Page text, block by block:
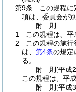
第9条
この規程
項は、委員会が別
附 則
1
この規程は、平
2
この規程の施行
は、 第4条の規定
る。
附 則(平成
この規程は、平
附 則(平成